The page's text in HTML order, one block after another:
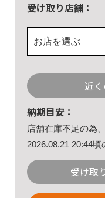
受け取り店舗：
お店を選ぶ
近
納期目安：
店舗在庫不足の為
2026.08.21 20:44頃
受け取